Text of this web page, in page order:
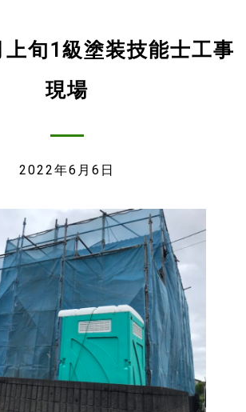
旬1級塗装技能士工事
現場
2022年6月6日